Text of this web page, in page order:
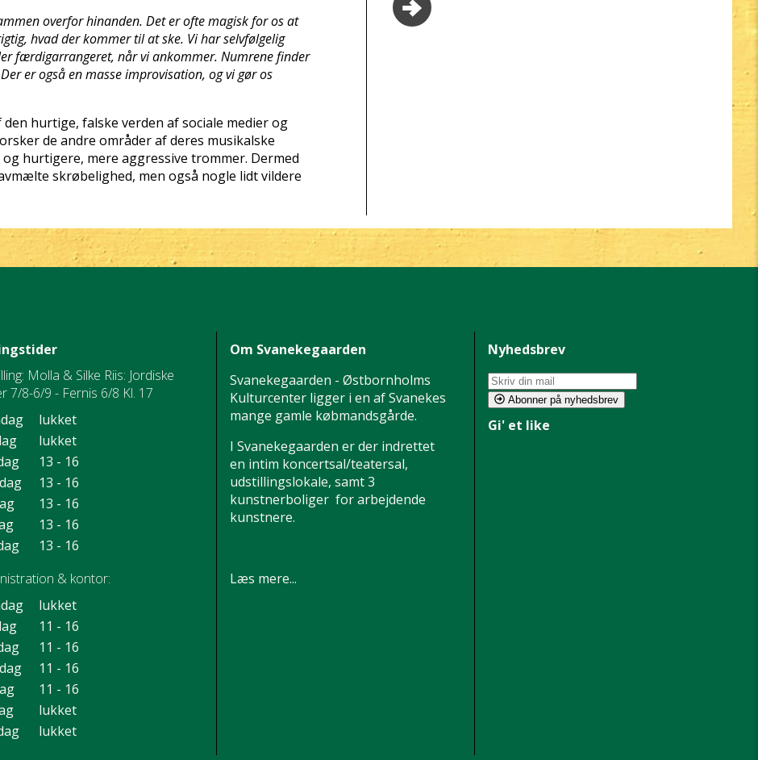
overfor hinanden. Det er ofte magisk for os at
hvad der kommer til at ske. Vi har selvfølgelig
færdigarrangeret, når vi ankommer. Numrene finder
er også en masse improvisation, og vi gør os
hurtige, falske verden af ​​sociale medier og
de andre områder af deres musikalske
hurtigere, mere aggressive trommer. Dermed
skrøbelighed, men også nogle lidt vildere
Molla & Silke Riis: Jordiske
7/8-6/9 - Fernis 6/8 Kl. 17
lukket
lukket
13 - 16
13 - 16
13 - 16
13 - 16
13 - 16
& kontor:
lukket
11 - 16
11 - 16
11 - 16
11 - 16
lukket
lukket
Om Svanekegaarden
Svanekegaarden - Østbornholms
Kulturcenter ligger i en af Svanekes
mange gamle købmandsgårde.
I Svanekegaarden er der indrettet
en intim koncertsal/teatersal,
udstillingslokale, samt 3
kunstnerboliger for arbejdende
kunstnere.
Læs mere...
Nyhedsbrev
Abonner på nyhedsbrev
Gi' et like